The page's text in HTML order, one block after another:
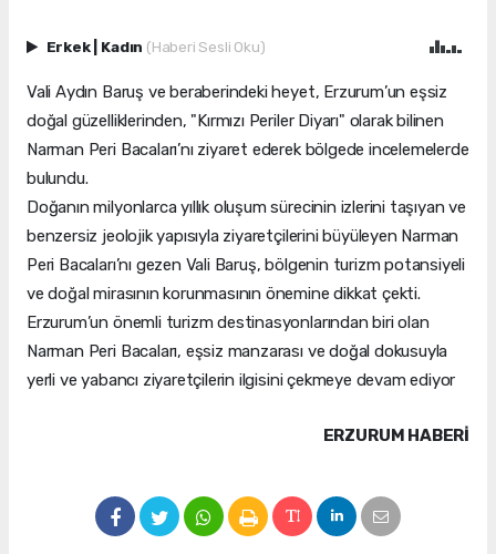
Erkek Kadın (Haberi Sesli Oku)
Vali Aydın Baruş ve beraberindeki heyet, Erzurum’un eşsiz
doğal güzelliklerinden, "Kırmızı Periler Diyarı" olarak bilinen
Narman Peri Bacaları’nı ziyaret ederek bölgede incelemelerde
bulundu.
Doğanın milyonlarca yıllık oluşum sürecinin izlerini taşıyan ve
benzersiz jeolojik yapısıyla ziyaretçilerini büyüleyen Narman
Peri Bacaları’nı gezen Vali Baruş, bölgenin turizm potansiyeli
ve doğal mirasının korunmasının önemine dikkat çekti.
Erzurum’un önemli turizm destinasyonlarından biri olan
Narman Peri Bacaları, eşsiz manzarası ve doğal dokusuyla
yerli ve yabancı ziyaretçilerin ilgisini çekmeye devam ediyor
ERZURUM HABERİ